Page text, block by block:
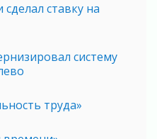
ставку на
систему
труда»